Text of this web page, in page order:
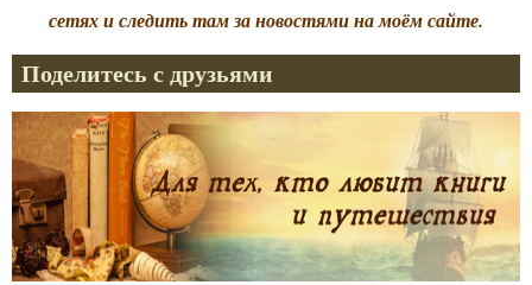
сетях и следить там за новостями на моём сайте.
Поделитесь с друзьями